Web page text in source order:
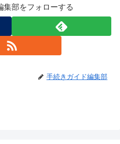
集部をフォローする
手続きガイド編集部